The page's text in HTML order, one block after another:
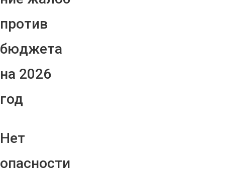
против
бюджета
на 2026
год
Нет
опасности